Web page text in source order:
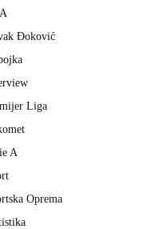
Đoković
Liga
A
Oprema